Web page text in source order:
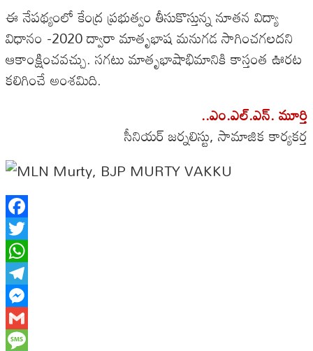
ఈ నేపథ్యంలో కేంద్ర ప్రభుత్వం తీసుకొస్తున్న నూతన విద్యా
విధానం -2020 ద్వారా మాతృభాష మనుగడ సాగించగలదని
ఆకాంక్షించవచ్చు. సగటు మాతృభాషాభిమానికి కాస్తంత ఊరట
కలిగించే అంశమిది.
..ఎం.ఎల్.ఎన్. మూర్తి
సీనియర్ జర్నలిస్టు, సామాజిక కార్యకర్త
Facebook
Twitter
WhatsApp
Telegram
Messenger
Gmail